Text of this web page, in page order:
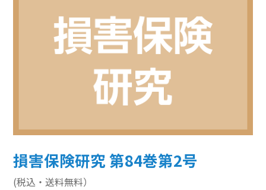
ハイブリッド（通学・配信）
eラーニング／通信講座
損害保険入門講座
通信添削講座
損保講座通年コース
損害保険研究 第84巻第2号
(税込・送料無料）